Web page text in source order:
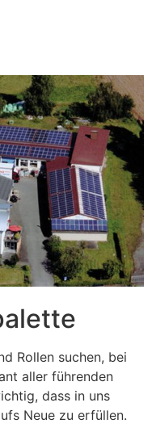
Rollen suchen, bei
aller führenden
dass in uns
Neue zu erfüllen.